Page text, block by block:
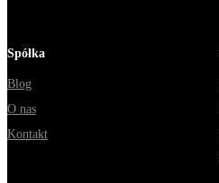
Spółka
Blog
O nas
Kontakt